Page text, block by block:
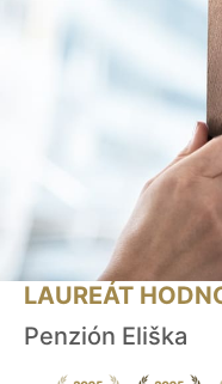
LAUREÁT
Penzión Eliška